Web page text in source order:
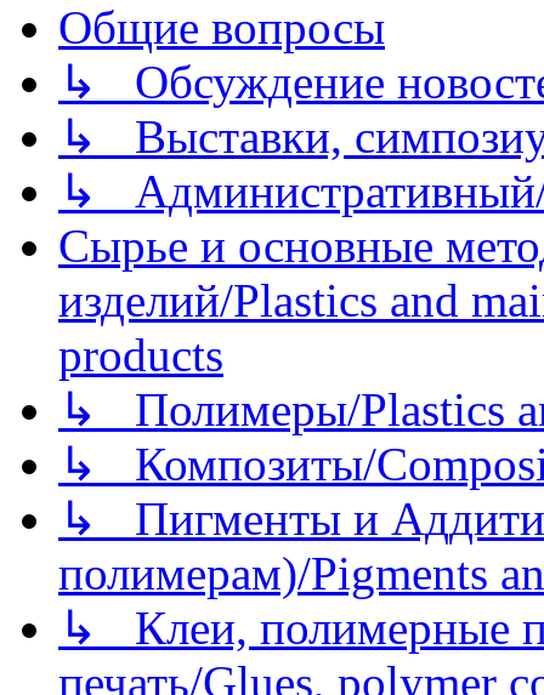
Общие вопросы
↳ Обсуждение
↳ Выставки,
↳
Сырье и основные
изделий/Plastics and
products
↳ Полимеры/Plastics
↳ Композиты/
↳ Пигменты и
полимерам)/Pigments
↳ Клеи, полимерные
печать/Glues, polymer